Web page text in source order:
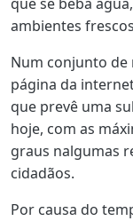
que se beba
ambientes
Num conjunto de
página da
que prevê uma
hoje, com as
graus nalgumas
cidadãos.
Por causa do